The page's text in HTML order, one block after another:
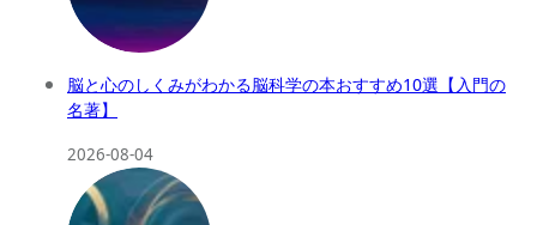
脳と心のしくみがわかる脳科学の本おすすめ10選【入門の
名著】
2026-08-04